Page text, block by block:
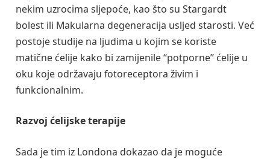
nekim uzrocima sljepoće, kao što su Stargardt
bolest ili Makularna degeneracija usljed starosti. Već
postoje studije na ljudima u kojim se koriste
matične ćelije kako bi zamijenile “potporne” ćelije u
oku koje održavaju fotoreceptora živim i
funkcionalnim.
Razvoj ćelijske terapije
Sada je tim iz Londona dokazao da je moguće